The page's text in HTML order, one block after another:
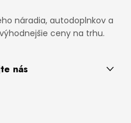
náradia, autodoplnkov a
ceny na trhu.
nás